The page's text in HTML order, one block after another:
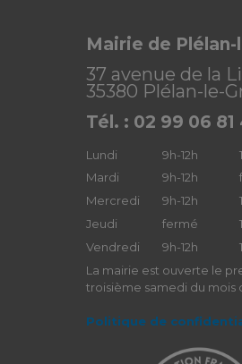
Mairie de Plélan-
37 avenue de la
35380 Plélan-le-
Tél. : 02 99 06 81
Lundi 9h-12h
Mardi
9h-12h
Mercredi
9h-12h
Jeudi
fermé
Vendredi
9h-12h
La mairie est ouverte le
troisième samedi du mois
Politique de